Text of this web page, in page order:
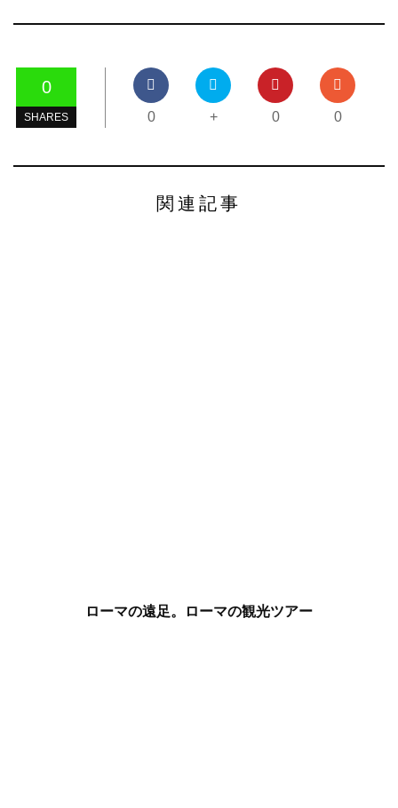
0
SHARES 0 + 0 0
関連記事
ローマの遠足。ローマの観光ツアー